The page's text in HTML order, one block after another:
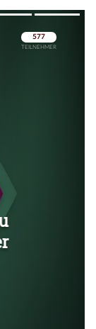
Überspringen
Überspringen